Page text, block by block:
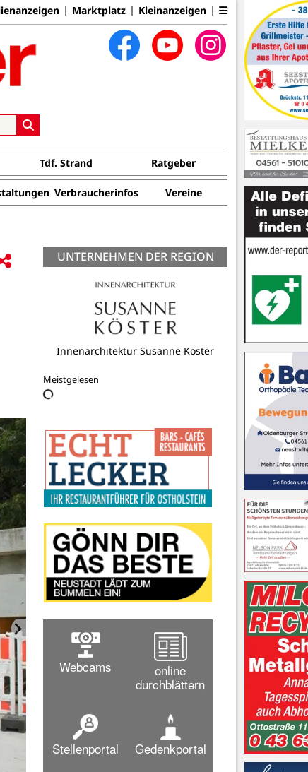
Marktplatz Kleinanzeigen
Tdf. Strand Ratgeber
Verbraucherinfos Vereine
UNTERNEHMEN DER REGION
e.V.
Meistgelesen
Webcams
online
durchblättern
Stellenportal Gedenkportal